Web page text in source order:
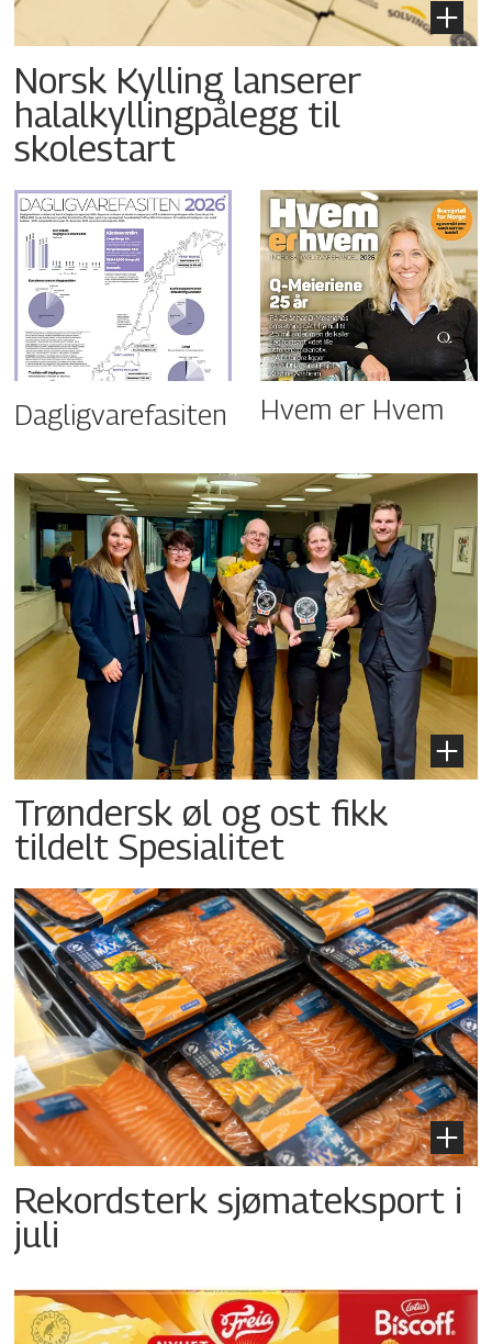
Norsk Kylling lanserer
halalkyllingpålegg til
skolestart
Dagligvarefasiten Hvem er Hvem
Trøndersk øl og ost fikk
tildelt Spesialitet
Rekordsterk sjømateksport i
juli